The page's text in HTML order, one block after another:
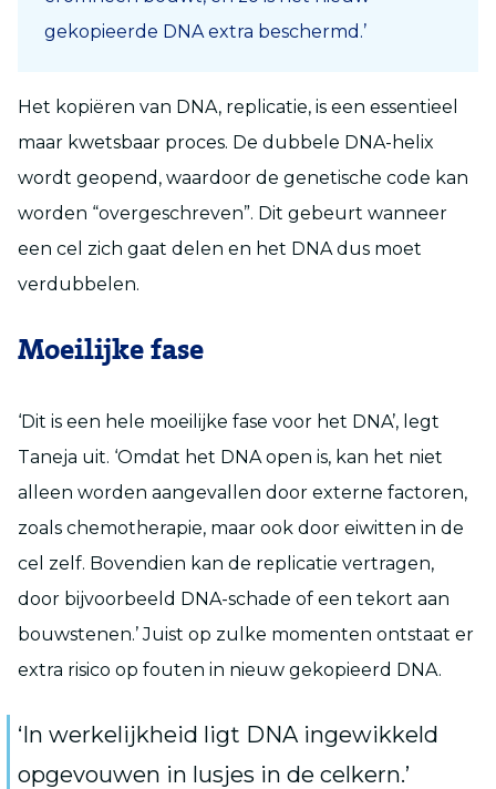
gekopieerde DNA extra beschermd.’
Het kopiëren van DNA, replicatie, is een essentieel
maar kwetsbaar proces. De dubbele DNA-helix
wordt geopend, waardoor de genetische code kan
worden “overgeschreven”. Dit gebeurt wanneer
een cel zich gaat delen en het DNA dus moet
verdubbelen.
Moeilijke fase
‘Dit is een hele moeilijke fase voor het DNA’, legt
Taneja uit. ‘Omdat het DNA open is, kan het niet
alleen worden aangevallen door externe factoren,
zoals chemotherapie, maar ook door eiwitten in de
cel zelf. Bovendien kan de replicatie vertragen,
door bijvoorbeeld DNA-schade of een tekort aan
bouwstenen.’ Juist op zulke momenten ontstaat er
extra risico op fouten in nieuw gekopieerd DNA.
‘In werkelijkheid ligt DNA ingewikkeld
opgevouwen in lusjes in de celkern.’